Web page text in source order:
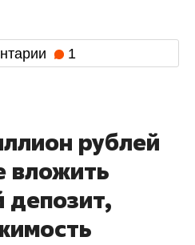
1
рублей
вложить
депозит,